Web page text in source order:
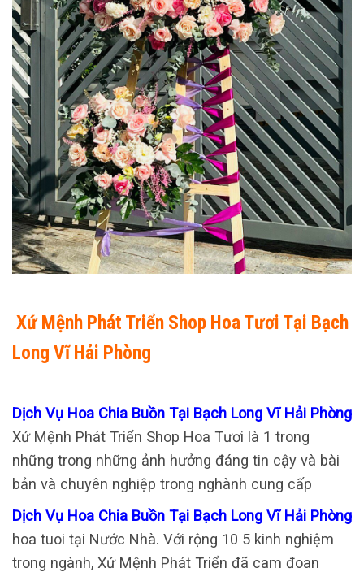
Xứ Mệnh Phát Triển Shop Hoa Tươi Tại Bạch
Long Vĩ Hải Phòng
Dịch Vụ Hoa Chia Buồn Tại Bạch Long Vĩ Hải Phòng
Xứ Mệnh Phát Triển Shop Hoa Tươi là 1 trong
những trong những ảnh hưởng đáng tin cậy và bài
bản và chuyên nghiệp trong nghành cung cấp
Dịch Vụ Hoa Chia Buồn Tại Bạch Long Vĩ Hải Phòng
hoa tuoi tại Nước Nhà. Với rộng 10 5 kinh nghiệm
trong ngành, Xứ Mệnh Phát Triển đã cam đoan